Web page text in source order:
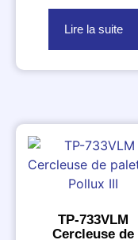
Lire la suite
TP-733VLM
Cercleuse de